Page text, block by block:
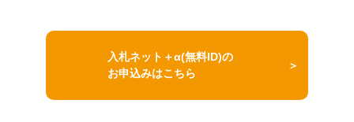
入札ネット＋α(無料ID)の
お申込みはこちら